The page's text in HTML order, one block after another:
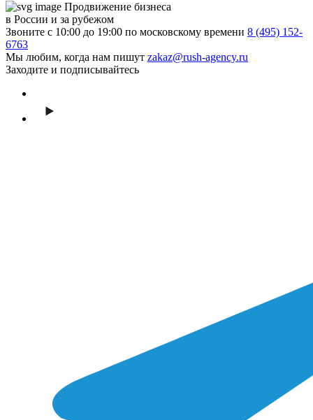
Продвижение бизнеса
в России и за рубежом
Звоните с 10:00 до 19:00 по московскому времени 8 (495) 152-
6763
Мы любим, когда нам пишут zakaz@rush-agency.ru
Заходите и подписывайтесь